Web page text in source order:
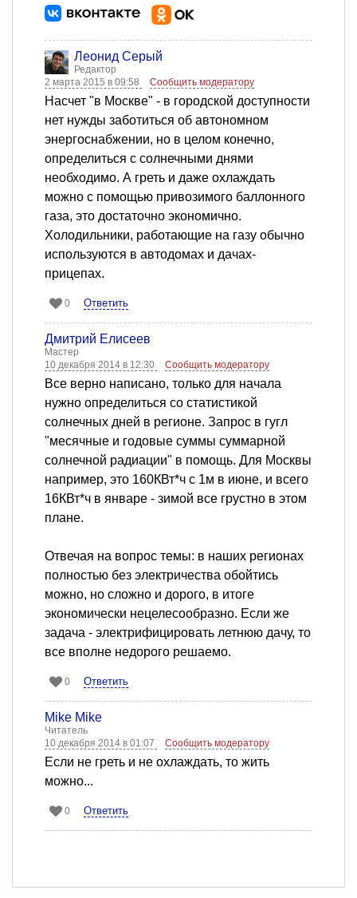
Леонид Серый
Редактор
2 марта 2015 в 09:58
Сообщить модератору
Насчет "в Москве" - в городской доступности
нет нужды заботиться об автономном
энергоснабжении, но в целом конечно,
определиться с солнечными днями
необходимо. А греть и даже охлаждать
можно с помощью привозимого баллонного
газа, это достаточно экономично.
Холодильники, работающие на газу обычно
используются в автодомах и дачах-
прицепах.
0 Ответить
Дмитрий Елисеев
Мастер
10 декабря 2014 в 12:30
Сообщить модератору
Все верно написано, только для начала
нужно определиться со статистикой
солнечных дней в регионе. Запрос в гугл
"месячные и годовые суммы суммарной
солнечной радиации" в помощь. Для Москвы
например, это 160КВт*ч с 1м в июне, и всего
16КВт*ч в январе - зимой все грустно в этом
плане.
Отвечая на вопрос темы: в наших регионах
полностью без электричества обойтись
можно, но сложно и дорого, в итоге
экономически нецелесообразно. Если же
задача - электрифицировать летнюю дачу, то
все вполне недорого решаемо.
0 Ответить
Mike Mike
Читатель
10 декабря 2014 в 01:07
Сообщить модератору
Если не греть и не охлаждать, то жить
можно...
0 Ответить